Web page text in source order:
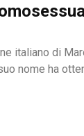
italiano di
nome ha